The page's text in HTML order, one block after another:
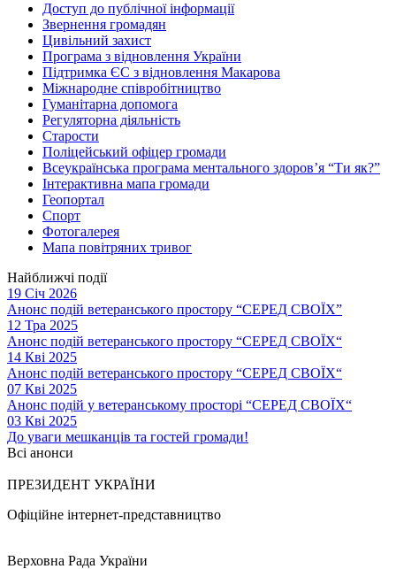
Доступ до публічної інформації
Звернення громадян
Цивільний захист
Програма з відновлення України
Підтримка ЄС з відновлення Макарова
Міжнародне співробітництво
Гуманітарна допомога
Регуляторна діяльність
Старости
Поліцейський офіцер громади
Всеукраїнська програма ментального здоров’я “Ти як?”
Інтерактивна мапа громади
Геопортал
Спорт
Фотогалерея
Мапа повітряних тривог
Найближчі події
19 Січ 2026
Анонс подій ветеранського простору “СЕРЕД СВОЇХ”
12 Тра 2025
Анонс подій ветеранського простору “СЕРЕД СВОЇХ“
14 Кві 2025
Анонс подій ветеранського простору “СЕРЕД СВОЇХ“
07 Кві 2025
Анонс подій у ветеранському просторі “СЕРЕД СВОЇХ“
03 Кві 2025
До уваги мешканців та гостей громади!
Всі анонси
ПРЕЗИДЕНТ УКРАЇНИ
Офіційне інтернет-представництво
Верховна Рада України